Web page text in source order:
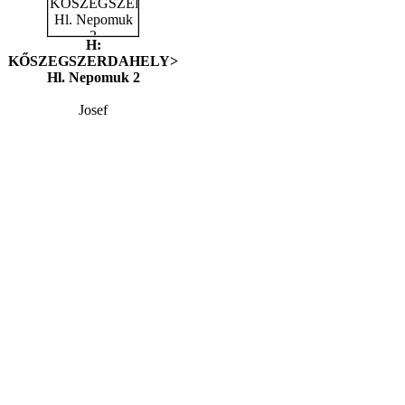
H:
KŐSZEGSZERDAHELY>
Hl. Nepomuk 2
Josef